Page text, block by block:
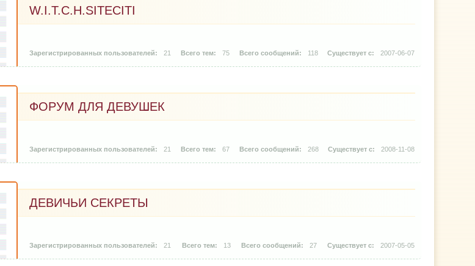
W.I.T.C.H.SITECITI
21 75 118 2007-06-07
ФОРУМ ДЛЯ ДЕВУШЕК
21 67 268 2008-11-08
ДЕВИЧЬИ СЕКРЕТЫ
21 13 27 2007-05-05